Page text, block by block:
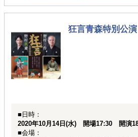
狂言青森特別公演
■日時：
2020年10月14日(水) 開場17:30 開演
■会場：